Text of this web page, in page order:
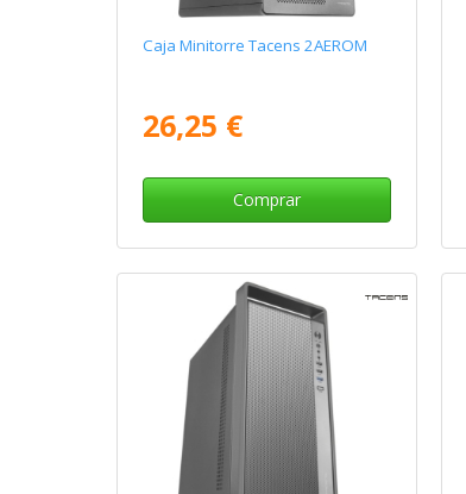
Caja Minitorre Tacens 2AEROM
26,25 €
Comprar